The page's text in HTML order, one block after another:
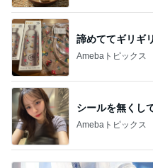
諦めててギリギ
Amebaトピックス
シールを無くし
Amebaトピックス